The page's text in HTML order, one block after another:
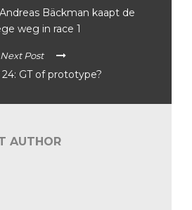
Bäckman kaapt de
weg in race 1
Next Post
GT of prototype?
AUTHOR